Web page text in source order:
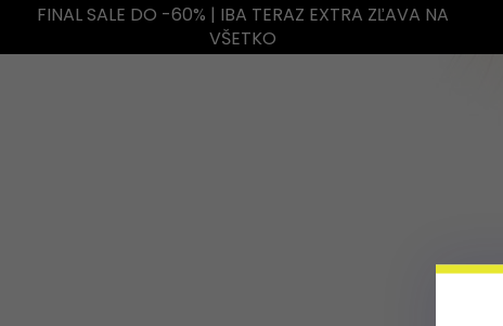
FINAL SALE DO -60% | IBA TERAZ EXTRA ZĽAVA NA
VŠETKO